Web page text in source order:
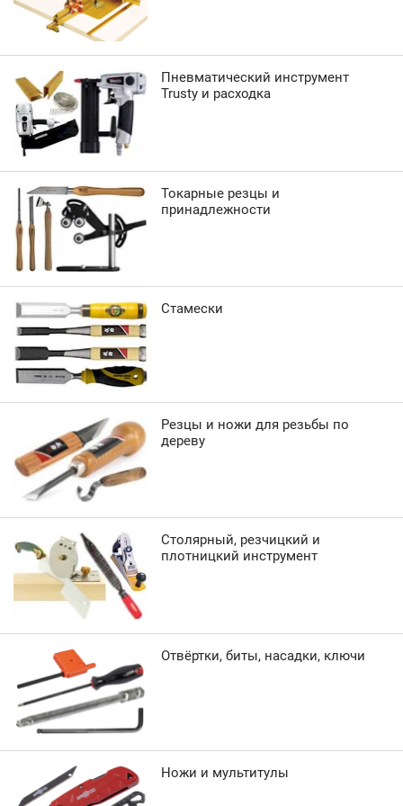
Пневматический инструмент
Trusty и расходка
Токарные резцы и
принадлежности
Стамески
Резцы и ножи для резьбы по
дереву
Столярный, резчицкий и
плотницкий инструмент
Отвёртки, биты, насадки, ключи
Ножи и мультитулы